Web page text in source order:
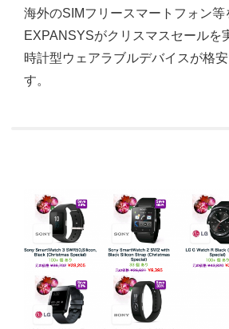
海外のSIMフリースマートフォン等
EXPANSYSがクリスマスセールを
時計型ウェアラブルデバイスが格
す。